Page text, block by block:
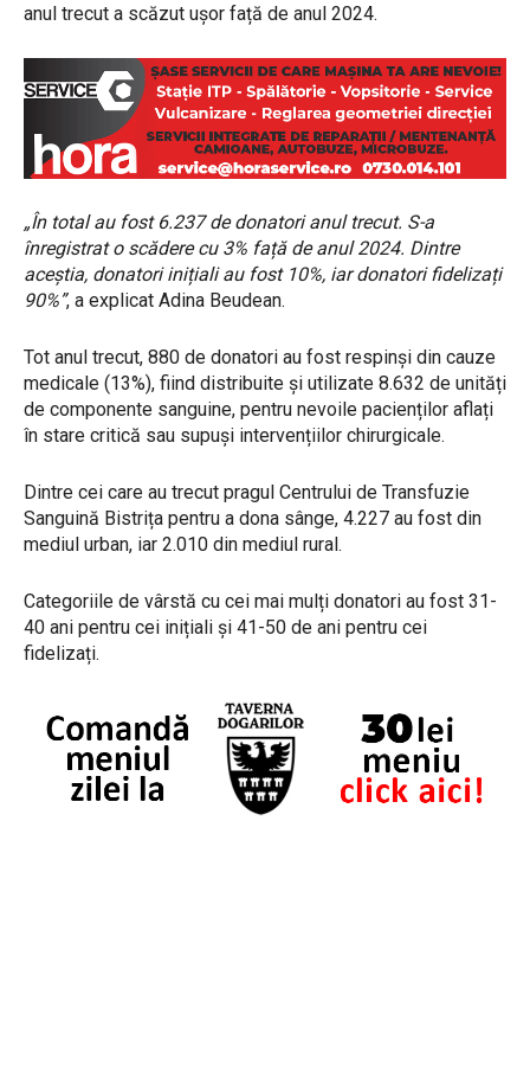
anul trecut a scăzut ușor față de anul 2024.
„În total au fost 6.237 de donatori anul trecut. S-a
înregistrat o scădere cu 3% față de anul 2024. Dintre
aceștia, donatori inițiali au fost 10%, iar donatori fidelizați
90%”, a explicat Adina Beudean.
Tot anul trecut, 880 de donatori au fost respinși din cauze
medicale (13%), fiind distribuite și utilizate 8.632 de unități
de componente sanguine, pentru nevoile pacienților aflați
în stare critică sau supuși intervențiilor chirurgicale.
Dintre cei care au trecut pragul Centrului de Transfuzie
Sanguină Bistrița pentru a dona sânge, 4.227 au fost din
mediul urban, iar 2.010 din mediul rural.
Categoriile de vârstă cu cei mai mulți donatori au fost 31-
40 ani pentru cei inițiali și 41-50 de ani pentru cei
fidelizați.